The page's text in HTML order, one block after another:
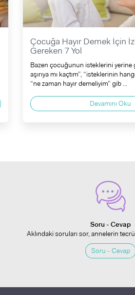
Çocuğa Hayır Demek İçin
Gereken 7 Yol
Bazen çocuğunun isteklerini yerine
aşırıya mı kaçtım”, “isteklerinin
“ne zaman hayır demeliyim” gib ...
Devamını Oku
Soru - Cevap
Aklındaki soruları sor, annelerin
Soru - Cevap